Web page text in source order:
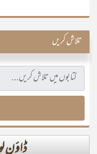
تلاش کریں